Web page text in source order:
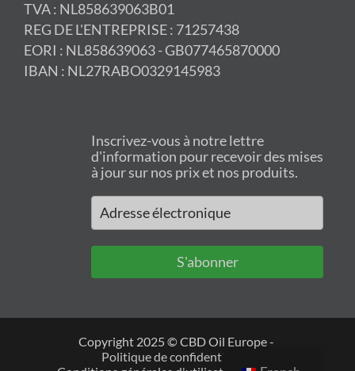
TVA : NL858639063B01
REG DE L'ENTREPRISE : 71257438
EORI : NL858639063 - GB077465870000
IBAN : NL27RABO0329145983
Inscrivez-vous à notre lettre
d'information pour recevoir des mises
à jour sur nos prix et nos produits.
S'abonner
Copyright 2025 © CBD Oil Europe -
Politique de confidentialité